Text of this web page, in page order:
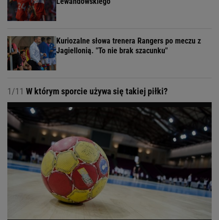
Kuriozalne słowa trenera Rangers po meczu z
Jagiellonią. "To nie brak szacunku"
1/11 W którym sporcie używa się takiej piłki?